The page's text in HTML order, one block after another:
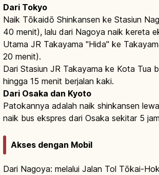
Dari Tokyo
Naik Tōkaidō Shinkansen ke Stasiun
40 menit), lalu dari Nagoya naik kereta
Utama JR Takayama "Hida" ke
20 menit).
Dari Stasiun JR Takayama ke Kota Tua
hingga 15 menit berjalan kaki.
Dari Osaka dan Kyoto
Patokannya adalah naik shinkansen
naik bus ekspres dari Osaka sekitar 5
Akses dengan Mobil
Dari Nagoya: melalui Jalan Tol Tōkai-